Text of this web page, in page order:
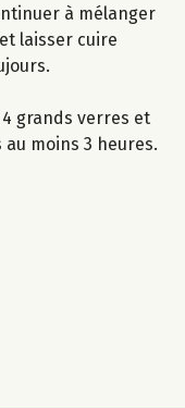
à mélanger
laisser cuire
grands verres et
moins 3 heures.